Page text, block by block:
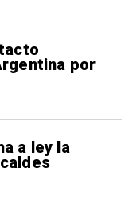
por
a ley la